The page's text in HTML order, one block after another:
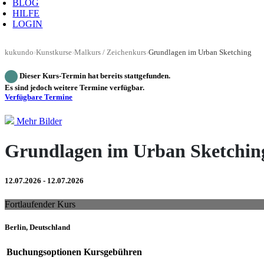
BLOG
HILFE
LOGIN
kukundo›Kunstkurse›Malkurs / Zeichenkurs›Grundlagen im Urban Sketching
Dieser Kurs-Termin hat bereits stattgefunden.
Es sind jedoch weitere Termine verfügbar.
Verfügbare Termine
Mehr Bilder
Grundlagen im Urban
12.07.2026 - 12.07.2026
Fortlaufender Kurs
Berlin, Deutschland
Buchungsoptionen Kursgebühren